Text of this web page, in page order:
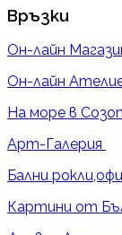
Връзки
Он-лайн
Он-лайн
На море в
Арт-Галерия
Бални
Картини от